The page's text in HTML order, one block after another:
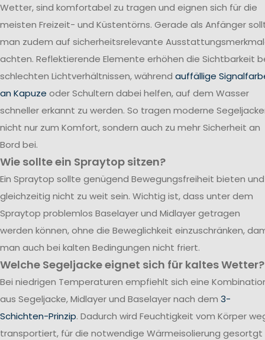
Wetter, sind komfortabel zu tragen und eignen sich für die
meisten Freizeit- und Küstentörns. Gerade als Anfänger
man zudem auf sicherheitsrelevante
achten. Reflektierende Elemente erhöhen die Sichtbarkeit
schlechten Lichtverhältnissen, während auffällige
an Kapuze oder Schultern dabei helfen, auf dem Wasser
schneller erkannt zu werden. So tragen moderne
nicht nur zum Komfort, sondern auch zu mehr Sicherheit an
Bord bei.
Wie sollte ein Spraytop sitzen?
Ein Spraytop sollte genügend Bewegungsfreiheit bieten und
gleichzeitig nicht zu weit sein. Wichtig ist, dass unter dem
Spraytop problemlos Baselayer und Midlayer getragen
werden können, ohne die Beweglichkeit einzuschränken,
man auch bei kalten Bedingungen nicht friert.
Welche Segeljacke eignet sich für kaltes Wetter?
Bei niedrigen Temperaturen empfiehlt sich eine
aus Segeljacke, Midlayer und Baselayer nach dem 3-
Schichten-Prinzip. Dadurch wird Feuchtigkeit vom Körper
transportiert, für die notwendige Wärmeisolierung gesortgt